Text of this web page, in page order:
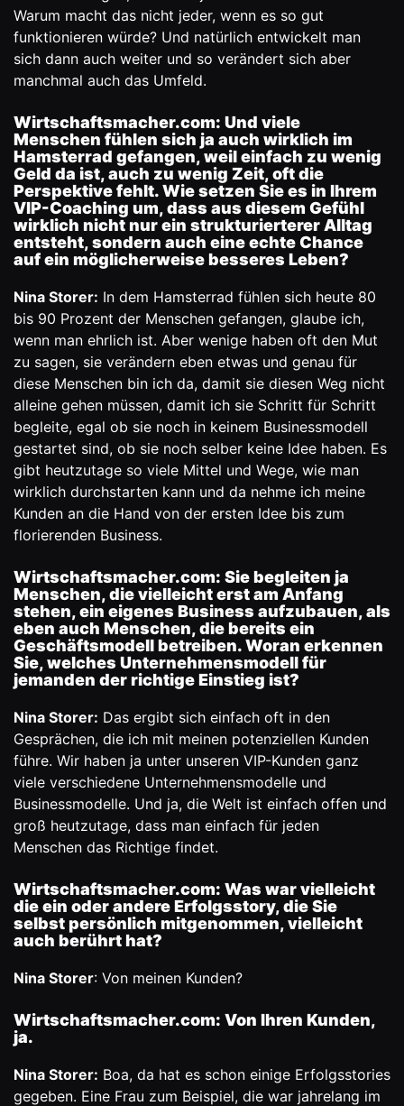
Warum macht das nicht jeder, wenn es so gut
funktionieren würde? Und natürlich entwickelt man
sich dann auch weiter und so verändert sich aber
manchmal auch das Umfeld.
Wirtschaftsmacher.com: Und viele
Menschen fühlen sich ja auch wirklich im
Hamsterrad gefangen, weil einfach zu wenig
Geld da ist, auch zu wenig Zeit, oft die
Perspektive fehlt. Wie setzen Sie es in Ihrem
VIP-Coaching um, dass aus diesem Gefühl
wirklich nicht nur ein strukturierterer Alltag
entsteht, sondern auch eine echte Chance
auf ein möglicherweise besseres Leben?
Nina Storer: In dem Hamsterrad fühlen sich heute 80
bis 90 Prozent der Menschen gefangen, glaube ich,
wenn man ehrlich ist. Aber wenige haben oft den Mut
zu sagen, sie verändern eben etwas und genau für
diese Menschen bin ich da, damit sie diesen Weg nicht
alleine gehen müssen, damit ich sie Schritt für Schritt
begleite, egal ob sie noch in keinem Businessmodell
gestartet sind, ob sie noch selber keine Idee haben. Es
gibt heutzutage so viele Mittel und Wege, wie man
wirklich durchstarten kann und da nehme ich meine
Kunden an die Hand von der ersten Idee bis zum
florierenden Business.
Wirtschaftsmacher.com: Sie begleiten ja
Menschen, die vielleicht erst am Anfang
stehen, ein eigenes Business aufzubauen, als
eben auch Menschen, die bereits ein
Geschäftsmodell betreiben. Woran erkennen
Sie, welches Unternehmensmodell für
jemanden der richtige Einstieg ist?
Nina Storer: Das ergibt sich einfach oft in den
Gesprächen, die ich mit meinen potenziellen Kunden
führe. Wir haben ja unter unseren VIP-Kunden ganz
viele verschiedene Unternehmensmodelle und
Businessmodelle. Und ja, die Welt ist einfach offen und
groß heutzutage, dass man einfach für jeden
Menschen das Richtige findet.
Wirtschaftsmacher.com: Was war vielleicht
die ein oder andere Erfolgsstory, die Sie
selbst persönlich mitgenommen, vielleicht
auch berührt hat?
Nina Storer: Von meinen Kunden?
Wirtschaftsmacher.com: Von Ihren Kunden,
ja.
Nina Storer: Boa, da hat es schon einige Erfolgsstories
gegeben. Eine Frau zum Beispiel, die war jahrelang im